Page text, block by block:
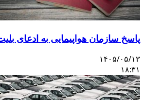
پاسخ سازمان هواپیمایی به ادعای بلیت ۲۱ میلیون تومانی
۱۴۰۵/۰۵/۱۳
۱۸:۳۱